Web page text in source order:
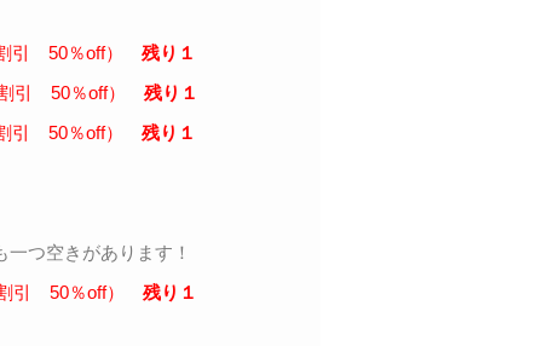
割引 50％off）残り１
割引 50％off）残り１
割引 50％off）残り１
つ空きがあります！
割引 50％off）残り１